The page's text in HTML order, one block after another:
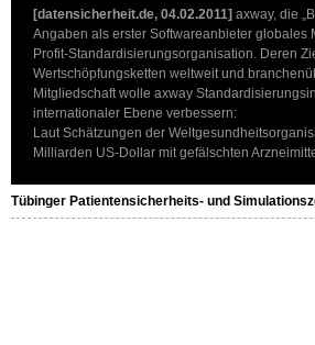
[datensicherheit.de, 04.02.2011] axway, die
Angaben als erster Softwareanbieter globales
Profit-Standardisierungsorganisation. Deren
Wertschöpfungsketten weltweit und
Mitgliedschaft wolle axway
internationaler Ebene verbessern:
Laut Schätzungen der
Milliarden US-Dollar mit gefälschten
Tübinger Patientensicherheits- und